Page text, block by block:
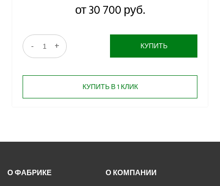
от 30 700 руб.
- + КУПИТЬ
КУПИТЬ В 1 КЛИК
О ФАБРИКЕ О КОМПАНИИ